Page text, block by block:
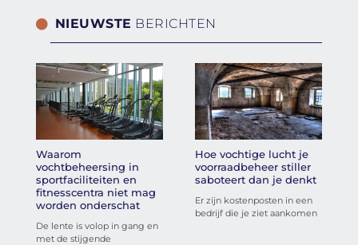
NIEUWSTE BERICHTEN
Waarom
vochtbeheersing in
sportfaciliteiten en
fitnesscentra niet mag
worden onderschat
De lente is volop in gang en
met de stijgende
Hoe vochtige lucht je
voorraadbeheer stiller
saboteert dan je denkt
Er zijn kostenposten in een
bedrijf die je ziet aankomen